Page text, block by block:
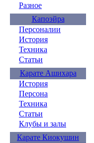
Разное
Капоэйра
Персоналии
История
Техника
Статьи
Карате Ашихара
История
Персона
Техника
Статьи
Клубы и залы
Карате Киокушин